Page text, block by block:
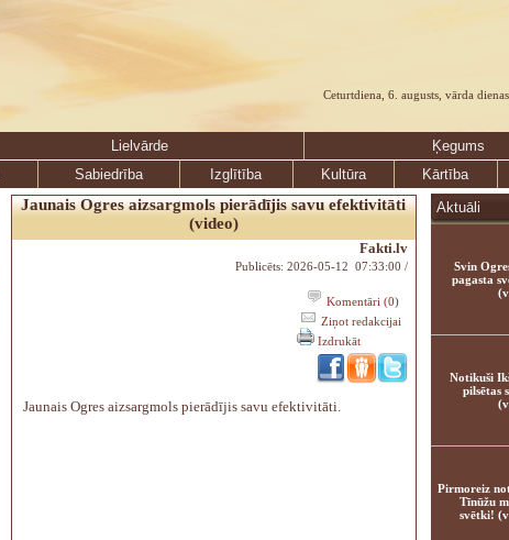
Ceturtdiena, 6. augusts, vārda
Lielvārde Ķegums
Sabiedrība Izglītība Kultūra Kārtība
Jaunais Ogres aizsargmols pierādījis savu efektivitāti
(video)
Fakti.lv
Publicēts: 2026-05-12 07:33:00 /
Komentāri (0)
Ziņot redakcijai
Izdrukāt
Jaunais Ogres aizsargmols pierādījis savu efektivitāti.
Aktuāli
Svin
pagasta
Notikuši
pilsētas
Pirmoreiz
Tīnūžu
svētki!